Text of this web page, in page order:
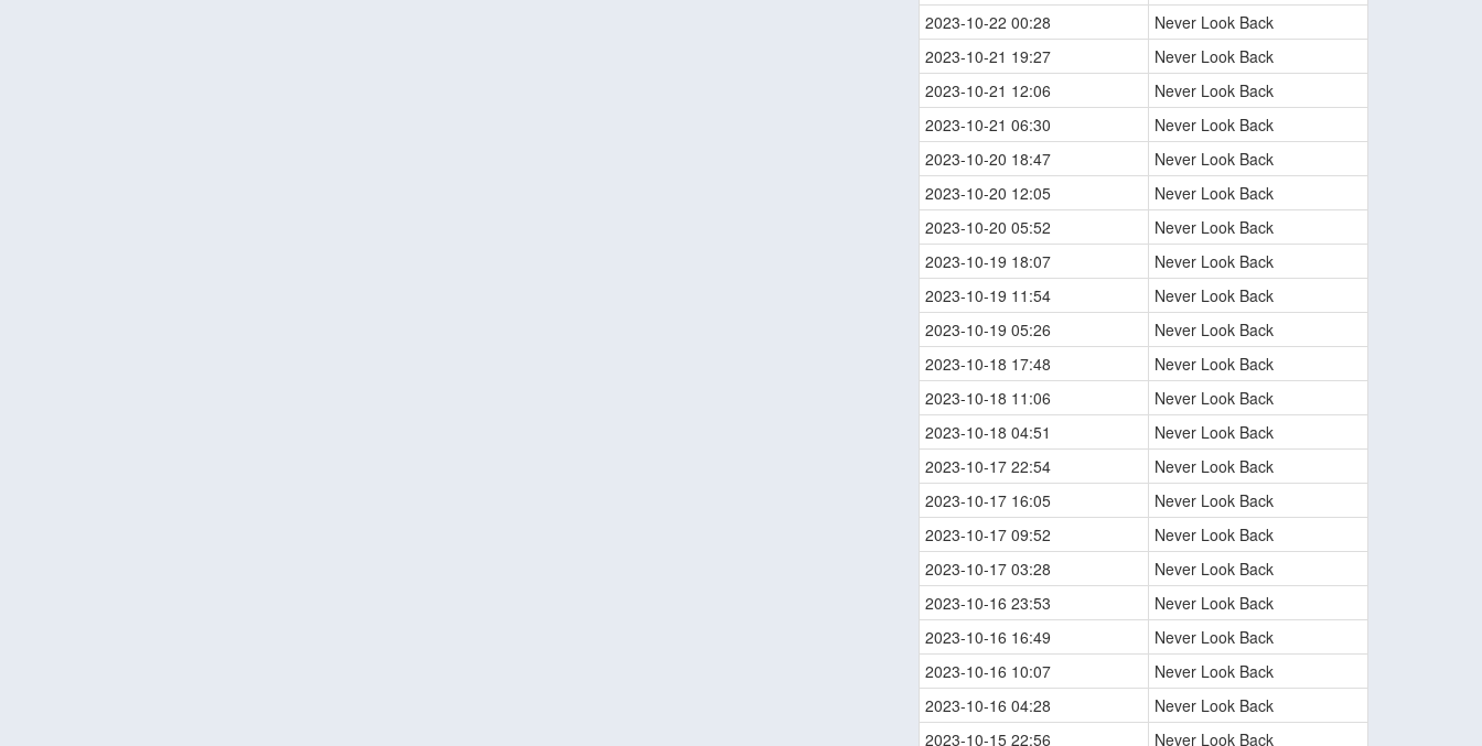
2023-10-22 00:28
Never Look Back
2023-10-21 19:27
Never Look Back
2023-10-21 12:06
Never Look Back
2023-10-21 06:30
Never Look Back
2023-10-20 18:47
Never Look Back
2023-10-20 12:05
Never Look Back
2023-10-20 05:52
Never Look Back
2023-10-19 18:07
Never Look Back
2023-10-19 11:54
Never Look Back
2023-10-19 05:26
Never Look Back
2023-10-18 17:48
Never Look Back
2023-10-18 11:06
Never Look Back
2023-10-18 04:51
Never Look Back
2023-10-17 22:54
Never Look Back
2023-10-17 16:05
Never Look Back
2023-10-17 09:52
Never Look Back
2023-10-17 03:28
Never Look Back
2023-10-16 23:53
Never Look Back
2023-10-16 16:49
Never Look Back
2023-10-16 10:07
Never Look Back
2023-10-16 04:28
Never Look Back
2023-10-15 22:56
Never Look Back